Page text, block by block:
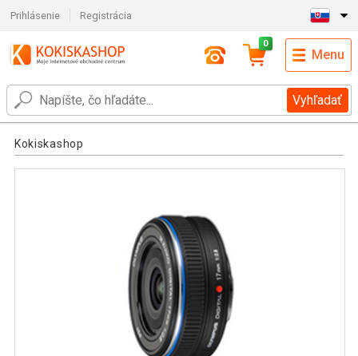
Prihlásenie Registrácia
Vyhľadať
0
Menu
Kokiskashop